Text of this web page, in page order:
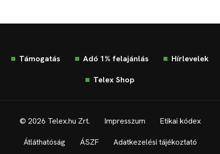
Támogatás Adó 1% felajánlás Hírlevelek
Telex Shop
© 2026 Telex.hu Zrt. Impresszum Etikai kódex
Átláthatóság ÁSZF Adatkezelési tájékoztató